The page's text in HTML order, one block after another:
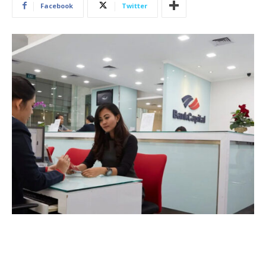
Facebook Twitter